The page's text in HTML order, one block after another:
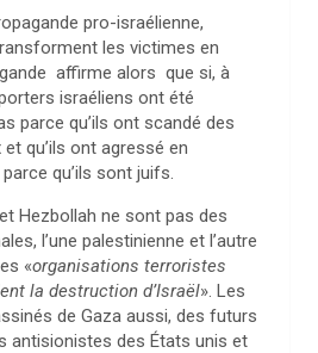
pro-israélienne,
les victimes en
affirme alors que si, à
israéliens ont été
parce qu’ils ont scandé des
qu’ils ont agressé en
qu’ils sont juifs.
Hezbollah ne sont pas des
l’une palestinienne et l’autre
«organisations terroristes
la destruction d’Israël». Les
de Gaza aussi, des futurs
antisionistes des États unis et